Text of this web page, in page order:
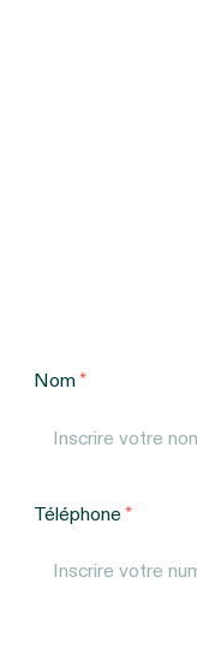
Nom
Téléphone